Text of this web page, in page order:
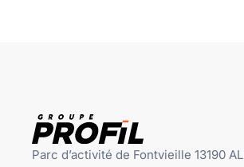
Parc d’activité de Fontvieille 13190